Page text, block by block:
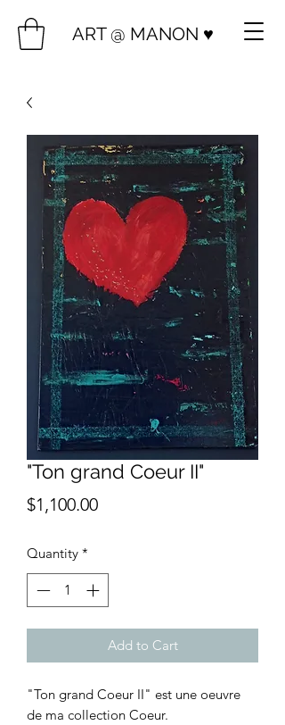
ART @ MANON ♥️
"Ton grand Coeur II"
$1,100.00Price
Quantity *
Add to Cart
"Ton grand Coeur II" est une oeuvre
de ma collection Coeur.